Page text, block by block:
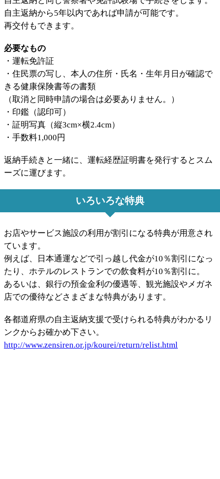
自主返納から5年以内であれば申請が可能です。
再交付もできます。
必要なもの
・運転免許証
・住民票の写し、本人の住所・氏名・生年月日が確認で
きる健康保険書等の書類
（取消と同時申請の場合は必要ありません。）
・印鑑（認印可）
・証明写真（縦3cm×横2.4cm）
・手数料1,000円
返納手続きと一緒に、運転経歴証明書を発行するとスム
ーズに運びます。
いろいろな特典
お店やサービス施設の利用が割引になる特典が用意され
ています。
例えば、日本通運などで引っ越し代金が10％割引になっ
たり、ホテルのレストランでの飲食料が10％割引に。
あるいは、銀行の預金金利の優遇等、観光施設やメガネ
店での優待などさまざまな特典があります。
各都道府県の自主返納支援で受けられる特典がわかるリ
ンクからお確かめ下さい。
http://www.zensiren.or.jp/kourei/return/relist.html